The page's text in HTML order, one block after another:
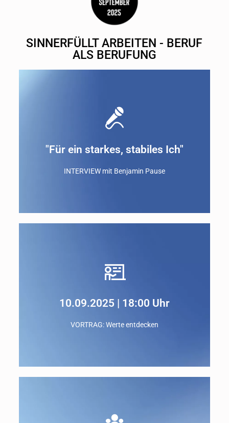
SINNERFÜLLT ARBEITEN - BERUF
ALS BERUFUNG
"Für ein starkes, stabiles Ich"
INTERVIEW mit Benjamin Pause
erfüllterem Arbeitsleben gesprochen:
Zum Interview
10.09.2025 | 18:00 Uhr
VORTRAG: Werte entdecken
Mein persönlicher Kompass für ein erfülltes